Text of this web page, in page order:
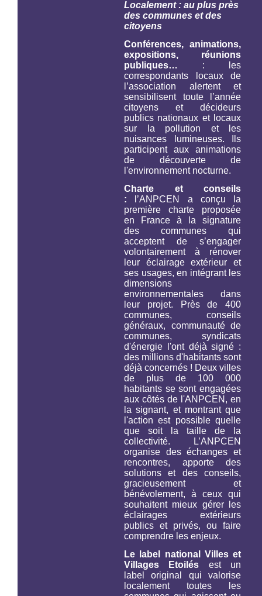
Localement : au plus près
des communes et des
citoyens
Conférences, animations,
expositions, réunions
publiques… : les
correspondants locaux de
l’association alertent et
sensibilisent toute l’année
citoyens et décideurs
publics nationaux et locaux
sur la pollution et les
nuisances lumineuses. Ils
participent aux animations
de découverte de
l'environnement nocturne.
Charte et conseils
: l’ANPCEN a conçu la
première charte proposée
en France à la signature
des communes qui
acceptent de s’engager
volontairement à rénover
leur éclairage extérieur et
ses usages, en intégrant les
dimensions
environnementales dans
leur projet. Près de 400
communes, conseils
généraux, communauté de
communes, syndicats
d'énergie l'ont déjà signé :
des millions d'habitants sont
déjà concernés ! Deux villes
de plus de 100 000
habitants se sont engagées
aux côtés de l'ANPCEN, en
la signant, et montrant que
l'action est possible quelle
que soit la taille de la
collectivité. L’ANPCEN
organise des échanges et
rencontres, apporte des
solutions et des conseils,
gracieusement et
bénévolement, à ceux qui
souhaitent mieux gérer les
éclairages extérieurs
publics et privés, ou faire
comprendre les enjeux.
Le label national Villes et
Villages Etoilés est un
label original qui valorise
localement toutes les